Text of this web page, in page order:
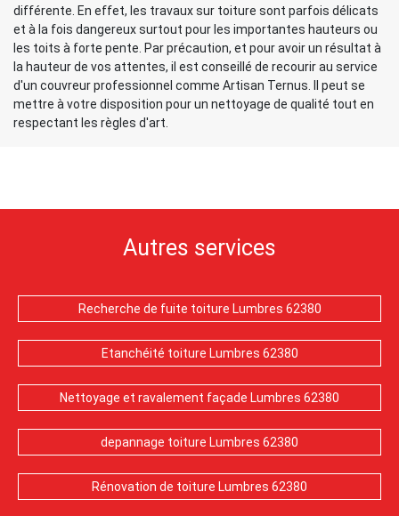
différente. En effet, les travaux sur toiture sont parfois délicats
et à la fois dangereux surtout pour les importantes hauteurs ou
les toits à forte pente. Par précaution, et pour avoir un résultat à
la hauteur de vos attentes, il est conseillé de recourir au service
d'un couvreur professionnel comme Artisan Ternus. Il peut se
mettre à votre disposition pour un nettoyage de qualité tout en
respectant les règles d'art.
Autres services
Recherche de fuite toiture Lumbres 62380
Etanchéité toiture Lumbres 62380
Nettoyage et ravalement façade Lumbres 62380
depannage toiture Lumbres 62380
Rénovation de toiture Lumbres 62380